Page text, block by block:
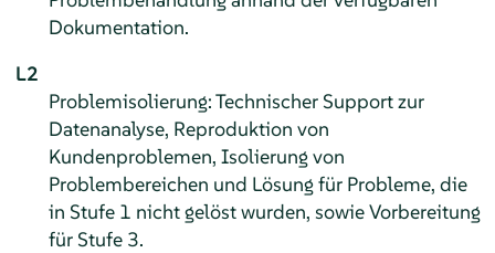
Dokumentation.
L2
Problemisolierung: Technischer Support zur
Datenanalyse, Reproduktion von
Kundenproblemen, Isolierung von
Problembereichen und Lösung für Probleme, die
in Stufe 1 nicht gelöst wurden, sowie Vorbereitung
für Stufe 3.